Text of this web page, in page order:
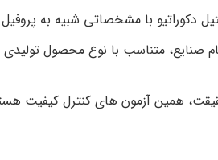
دکوراتیو با مشخصاتی شبیه به
صنایع، متناسب با نوع محصول
همین آزمون های کنترل کیفیت